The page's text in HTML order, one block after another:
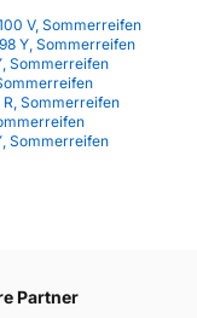
V, Sommerreifen
Y, Sommerreifen
Sommerreifen
R, Sommerreifen
Sommerreifen
Partner